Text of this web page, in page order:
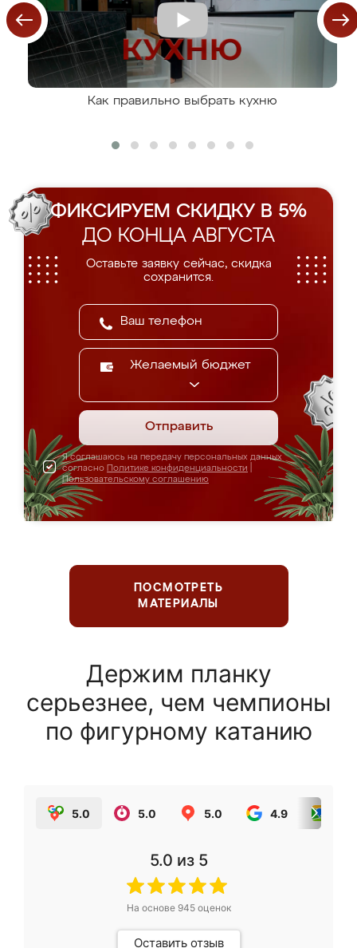
Как правильно выбрать кухню
ФИКСИРУЕМ СКИДКУ В 5%
ДО КОНЦА АВГУСТА
Оставьте заявку сейчас, скидка
сохранится.
Желаемый бюджет
Отправить
Я соглашаюсь на передачу персональных данных
согласно Политике конфиденциальности
Пользовательскому соглашению
ПОСМОТРЕТЬ
МАТЕРИАЛЫ
Держим планку
серьезнее, чем чемпионы
по фигурному катанию
5.0 5.0 5.0 4.9
5.0 из 5
На основе 945оценок
Оставить отзыв